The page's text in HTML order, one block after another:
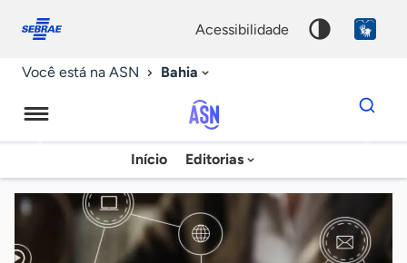
conosco
acessibilidade
Você está na ASN Bahia
Agência
Sebrae
de
Notícias
Início Editorias
Dados
para
chave